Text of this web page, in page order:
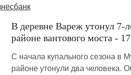
В деревне Вареж утонул 7-
районе вантового моста -
С начала купального сезона в
районе утонули два человека.